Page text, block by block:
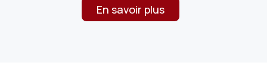
En savoir plus